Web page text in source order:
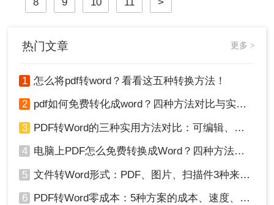
8 9 10 11 >
热门文章 更多 >
1 怎么将pdf转word？看看这五种转换方法！
2 pdf如何免费转化成word？四种方法对比与实操指南（附详细表格）
3 PDF转Word的三种实用方法对比：可编辑、保格式、避风险！
4 电脑上PDF怎么免费转换成Word？四种方法对比与实操指南（附详细表格）!
5 文件转Word形式：PDF、图片、扫描件3种来源分别怎么处理！
6 PDF转Word零成本：5种方案的成本、速度、精度对比！